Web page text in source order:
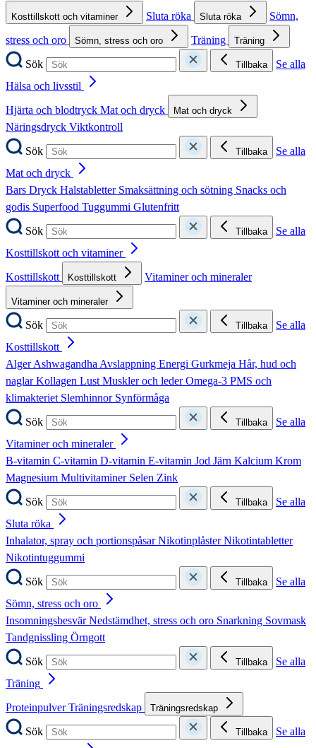
Kosttillskott och vitaminer Sluta röka Sluta röka
Sömn,
stress och oro
Sömn, stress och oro Träning Träning
Sök Tillbaka
Se alla
Hälsa och livsstil
Hjärta och blodtryck Mat och dryck Mat och dryck
Näringsdryck Viktkontroll
Sök
Tillbaka
Se alla
Mat och dryck
Bars Dryck Halstabletter Smaksättning och sötning Snacks och
godis Superfood Tuggummi Glutenfritt
Sök
Tillbaka
Se alla
Kosttillskott och vitaminer
Kosttillskott
Kosttillskott Vitaminer och mineraler
Vitaminer och mineraler
Sök Tillbaka
Se alla
Kosttillskott
AlgerAshwagandhaAvslappning Energi Gurkmeja Hår, hud och
naglarKollagen LustMuskler och lederOmega-3 PMS och
klimakteriet Slemhinnor Synförmåga
Sök
Tillbaka
Se alla
Vitaminer och mineraler
B-vitamin C-vitamin D-vitamin E-vitamin Jod Järn Kalcium Krom
Magnesium Multivitaminer Selen Zink
Sök
Tillbaka
Se alla
Sluta röka
Inhalator, spray och portionspåsarNikotinplåsterNikotintabletter
Nikotintuggummi
Sök
Tillbaka
Se alla
Sömn, stress och oro
InsomningsbesvärNedstämdhet, stress och oro Snarkning Sovmask
Tandgnissling Örngott
Sök
Tillbaka
Se alla
Träning
ProteinpulverTräningsredskap Träningsredskap
Sök Tillbaka
Se alla